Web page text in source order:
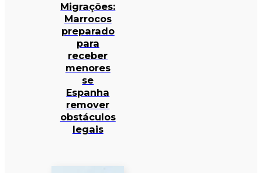
Migrações:
Marrocos
preparado
para
receber
menores
se
Espanha
remover
obstáculos
legais